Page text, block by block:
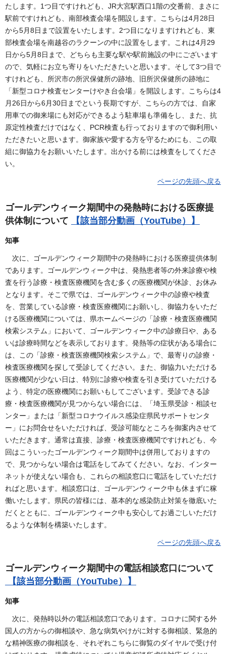
たします。1つ目ですけれども、JR大宮駅西口1階の交番前、まさに
駅前ですけれども、南部検査会場を開設します。こちらは4月28日
から5月8日まで設置をいたします。2つ目になりますけれども、東
部検査会場を南越谷のラクーンの中に設置をします。これは4月29
日から5月8日まで、どちらも主要な駅や駅前施設の中にございます
ので、気軽にお立ち寄りをいただきたいと思います。そして3つ目で
すけれども、所沢市の所沢保健所の跡地、旧所沢保健所の跡地に
「新型コロナ検査センターけやき台会場」を開設します。こちらは4
月26日から6月30日までという長期ですが、こちらの方では、自家
用車での御来場にも対応ができるよう駐車場も準備をし、また、抗
原定性検査だけではなく、PCR検査も行っておりますので御利用い
ただきたいと思います。御家族や愛する方を守るためにも、この取
組に御協力をお願いいたします。出かける前には検査をしてくださ
い。
ページの先頭へ戻る
ゴールデンウィーク期間中の発熱時における医療提
供体制について
【該当部分動画（YouTube）】
知事
次に、ゴールデンウィーク期間中の発熱時における医療提供体制
であります。ゴールデンウィーク中は、発熱患者等の外来診療や検
査を行う診療・検査医療機関を含む多くの医療機関が休診、お休み
となります。そこで県では、ゴールデンウィーク中の診療や検査
を、営業している診療・検査医療機関にお願いし、御協力をいただ
ける医療機関については、県ホームページの「診療・検査医療機関
検索システム」において、ゴールデンウィーク中の診療日や、ある
いは診療時間などを表示しております。発熱等の症状がある場合に
は、この「診療・検査医療機関検索システム」で、最寄りの診療・
検査医療機関を探して受診してください。また、御協力いただける
医療機関が少ない日は、特別に診療や検査を引き受けていただける
よう、特定の医療機関にお願いもしてございます。受診できる診
療・検査医療機関が見つからない場合には、「埼玉県受診・相談セ
ンター」または「新型コロナウイルス感染症県民サポートセンタ
ー」にお問合せをいただければ、受診可能なところを御案内させて
いただきます。通常は直接、診療・検査医療機関ですけれども、今
回はこういったゴールデンウィーク期間中は併用しておりますの
で、見つからない場合は電話をしてみてください。なお、インター
ネットが使えない場合も、これらの相談窓口に電話をしていただけ
ればと思います。相談窓口は、ゴールデンウィーク中も休まずに稼
働いたします。県民の皆様には、基本的な感染防止対策を徹底いた
だくとともに、ゴールデンウィーク中も安心してお過ごしいただけ
るような体制を構築いたします。
ページの先頭へ戻る
ゴールデンウィーク期間中の電話相談窓口について
【該当部分動画（YouTube）】
知事
次に、発熱時以外の電話相談窓口であります。コロナに関する外
国人の方からの御相談や、急な病気やけがに対する御相談、緊急的
な精神医療の御相談を、それぞれこちらに御覧のダイヤルで受け付